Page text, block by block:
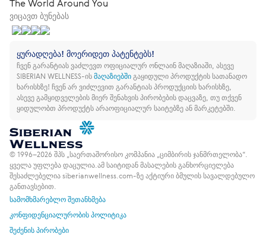
The World Around You
ვიცავთ ბუნებას
ყურადღება! მოერიდეთ პატენტებს!
ჩვენ გარანტიას ვაძლევთ ოფიციალურ ონლაინ მაღაზიაში, ასევე
SIBERIAN WELLNESS-ისმაღაზიებშიგაყიდული პროდუქტის სათანადო
ხარისხზე! ჩვენ არ ვიძლევით გარანტიას პროდუქციის ხარისხზე,
ასევე გამყიდველების მიერ შენახვის პირობების დაცვაზე, თუ თქვენ
ყიდულობთ პროდუქტს არაოფიციალურ საიტებზე ან მარკეტებში.
© 1996–2026 შპს „საერთაშორისო კომპანია „ციმბირის ჯანმრთელობა“.
ყველა უფლება დაცულია. ამ საიტიდან მასალების განხორციელება
შესაძლებელია siberianwellness.com-ზე აქტიური ბმულის სავალდებულო
განთავსებით.
სამომხმარებლო შეთანხმება
კონფიდენციალურობის პოლიტიკა
შეძენის პირობები